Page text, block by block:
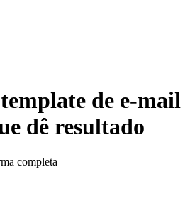
de e-mail
dê resultado
completa